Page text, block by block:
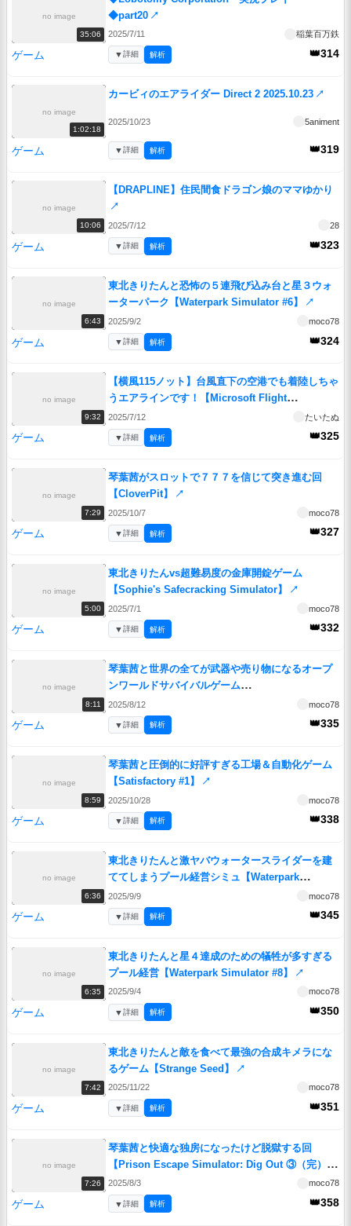
no image
35:06
◆part20 ↗
2025/7/11 稲葉百万鉄
ゲーム 👑314
▼詳細 解析
no image
1:02:18
カービィのエアライダー Direct 2 2025.10.23 ↗
2025/10/23 5animent
ゲーム 👑319
▼詳細 解析
no image
10:06
【DRAPLINE】住民間食ドラゴン娘のママゆかり
↗
2025/7/12 28
ゲーム 👑323
▼詳細 解析
no image
6:43
東北きりたんと恐怖の５連飛び込み台と星３ウォ
ーターパーク【Waterpark Simulator #6】
↗
2025/9/2 moco78
ゲーム 👑324
▼詳細 解析
no image
9:32
【横風115ノット】台風直下の空港でも着陸しちゃ
うエアラインです！【Microsoft Flight
Simulator】
2025/7/12 たいたぬ
ゲーム 👑325
▼詳細 解析
no image
7:29
琴葉茜がスロットで７７７を信じて突き進む回
【CloverPit】
↗
2025/10/7 moco78
ゲーム 👑327
▼詳細 解析
no image
5:00
東北きりたんvs超難易度の金庫開錠ゲーム
【Sophie's Safecracking Simulator】
↗
2025/7/1 moco78
ゲーム 👑332
▼詳細 解析
no image
8:11
琴葉茜と世界の全てが武器や売り物になるオープ
ンワールドサバイバルゲーム
Part1【Saleblazers】
2025/8/12 moco78
ゲーム 👑335
▼詳細 解析
no image
8:59
琴葉茜と圧倒的に好評すぎる工場＆自動化ゲーム
【Satisfactory #1】
↗
2025/10/28 moco78
ゲーム 👑338
▼詳細 解析
no image
6:36
東北きりたんと激ヤバウォータースライダーを建
ててしまうプール経営シミュ【Waterpark
Simulator #13】
2025/9/9 moco78
ゲーム 👑345
▼詳細 解析
no image
6:35
東北きりたんと星４達成のための犠牲が多すぎる
プール経営【Waterpark Simulator #8】
↗
2025/9/4 moco78
ゲーム 👑350
▼詳細 解析
no image
7:42
東北きりたんと敵を食べて最強の合成キメラにな
るゲーム【Strange Seed】
↗
2025/11/22 moco78
ゲーム 👑351
▼詳細 解析
no image
7:26
琴葉茜と快適な独房になったけど脱獄する回
【Prison Escape Simulator: Dig Out ③（完）】
↗
2025/8/3 moco78
ゲーム 👑358
▼詳細 解析